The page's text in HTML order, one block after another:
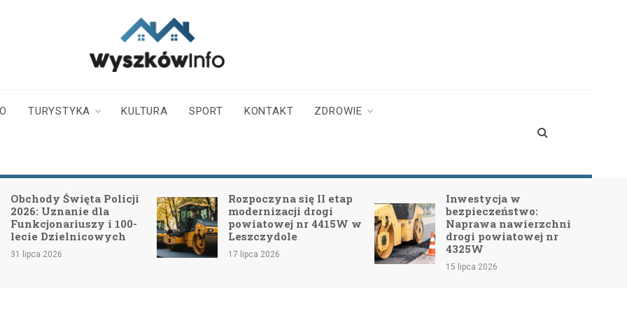
TURYSTYKA KULTURA SPORT KONTAKT ZDROWIE
Rozpoczyna się II etap
modernizacji drogi
powiatowej nr 4415W w
Leszczydole
Inwestycja w
bezpieczeństwo:
Naprawa nawierzchni
drogi powiatowej nr
Nowa inwestycja w
przebudowę drogi
Pecyna – Długosiodło!
13 lipca 2026